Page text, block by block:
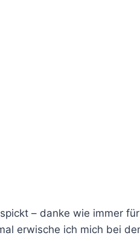
– danke wie immer
erwische ich mich bei